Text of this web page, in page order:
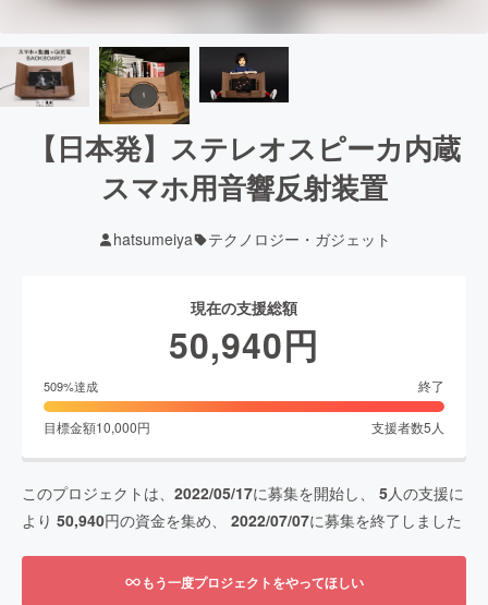
【日本発】ステレオスピーカ内蔵
スマホ用音響反射装置
hatsumeiya テクノロジー・ガジェット
現在の支援総額
50,940円
509%達成 終了
目標金額10,000円 支援者数5 人
このプロジェクトは、 2022/05/17に募集を開始し、 5人の支援に
より 50,940円の資金を集め、 2022/07/07に募集を終了しました
もう一度プロジェクトをやってほしい